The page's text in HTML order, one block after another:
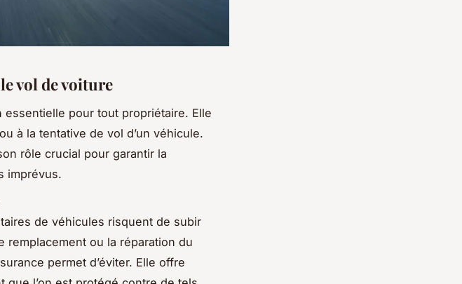
vol de voiture
essentielle pour tout propriétaire. Elle
à la tentative de vol d’un véhicule.
rôle crucial pour garantir la
imprévus.
de véhicules risquent de subir
remplacement ou la réparation du
permet d’éviter. Elle offre